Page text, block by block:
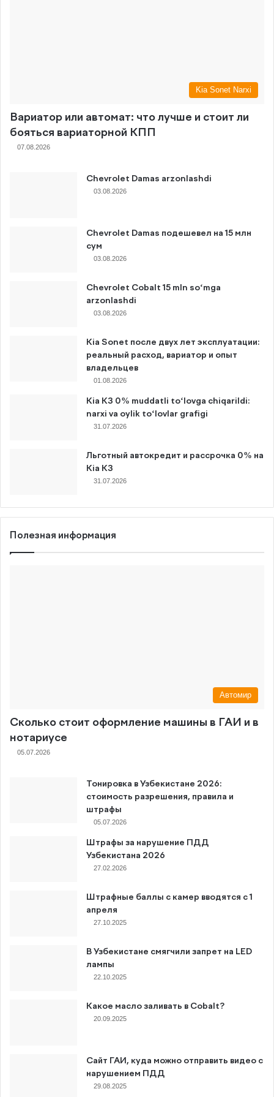
Kia Sonet Narxi
Вариатор или автомат: что лучше и стоит ли
бояться вариаторной КПП
07.08.2026
Chevrolet Damas arzonlashdi
03.08.2026
Chevrolet Damas подешевел на 15 млн
сум
03.08.2026
Chevrolet Cobalt 15 mln so‘mga
arzonlashdi
03.08.2026
Kia Sonet после двух лет эксплуатации:
реальный расход, вариатор и опыт
владельцев
01.08.2026
Kia K3 0% muddatli to‘lovga chiqarildi:
narxi va oylik to‘lovlar grafigi
31.07.2026
Льготный автокредит и рассрочка 0% на
Kia K3
31.07.2026
Полезная информация
Автомир
Сколько стоит оформление машины в ГАИ и в
нотариусе
05.07.2026
Тонировка в Узбекистане 2026:
стоимость разрешения, правила и
штрафы
05.07.2026
Штрафы за нарушение ПДД
Узбекистана 2026
27.02.2026
Штрафные баллы с камер вводятся с 1
апреля
27.10.2025
В Узбекистане смягчили запрет на LED
лампы
22.10.2025
Какое масло заливать в Cobalt?
20.09.2025
Сайт ГАИ, куда можно отправить видео с
нарушением ПДД
29.08.2025